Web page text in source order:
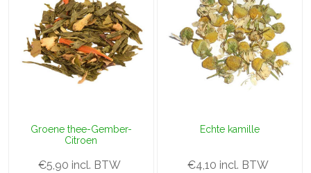
Groene thee-Gember-
Citroen
€5,90 incl. BTW
Echte kamille
€4,10 incl. BTW